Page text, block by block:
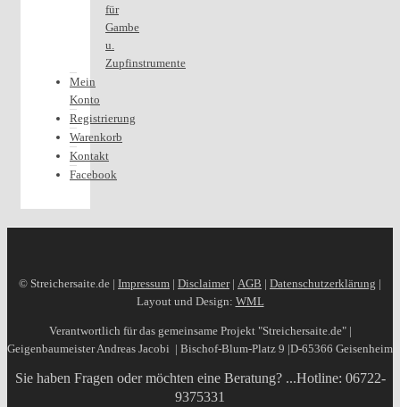
für
Gambe
u.
Zupfinstrumente
Mein
Konto
Registrierung
Warenkorb
Kontakt
Facebook
© Streichersaite.de | Impressum | Disclaimer| AGB | Datenschutzerklärung |
Layout und Design: WML
Verantwortlich für das gemeinsame Projekt "Streichersaite.de" |
Geigenbaumeister Andreas Jacobi | Bischof-Blum-Platz 9 |D-65366 Geisenheim
Sie haben Fragen oder möchten eine Beratung? ...Hotline: 06722-
9375331